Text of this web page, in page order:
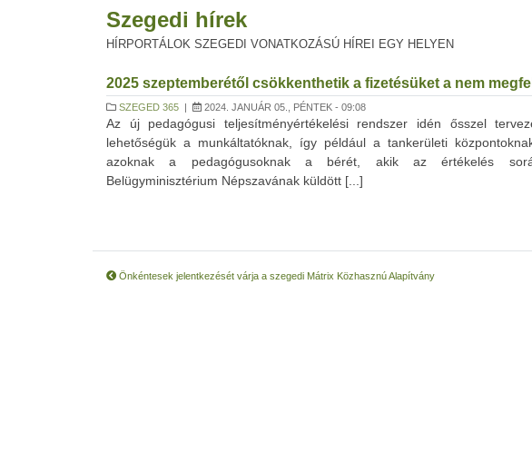
Szegedi hírek
HÍRPORTÁLOK SZEGEDI VONATKOZÁSÚ HÍREI EGY HELYEN
2025 szeptemberétől csökkenthetik a fizetésüket a nem
SZEGED 365 | 2024. JANUÁR 05., PÉNTEK - 09:08
Az új pedagógusi teljesítményértékelési rendszer idén ősszel
lehetőségük a munkáltatóknak, így például a tankerületi
azoknak a pedagógusoknak a bérét, akik az értékelés
Belügyminisztérium Népszavának küldött [...]
Önkéntesek jelentkezését várja a szegedi Mátrix Közhasznú Alapítvány